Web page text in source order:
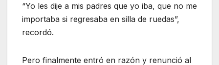
“Yo les dije a mis padres que yo iba, que no me
importaba si regresaba en silla de ruedas”,
recordó.
Pero finalmente entró en razón y renunció al